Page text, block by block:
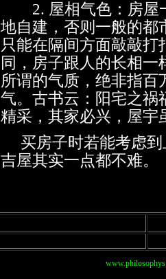
2. 屋相气色：房屋
地自建，否则一般的都
只能在隔间方面敲敲打
同，房子跟人的长相一
所谓的气质，绝非指百
气。古书云：阳宅之祸
精采，其家必兴，屋宇
买房子时若能考虑到
吉屋其实一点都不难。